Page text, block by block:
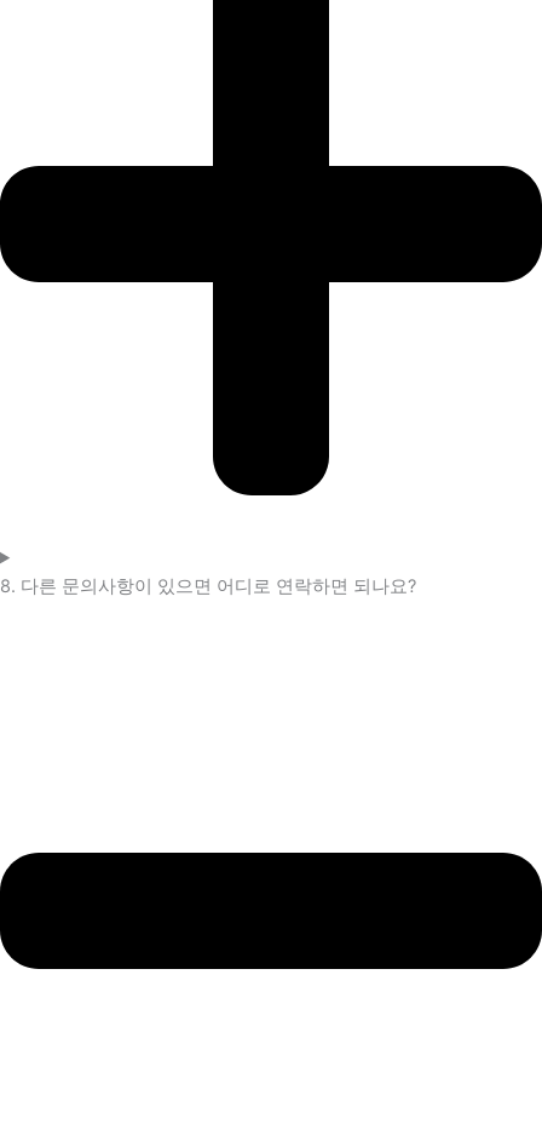
8. 다른 문의사항이 있으면 어디로 연락하면 되나요?